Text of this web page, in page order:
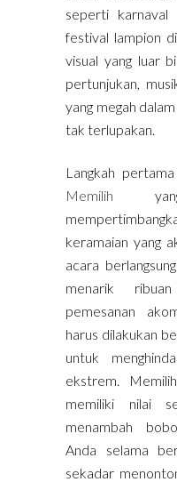
seperti
festival lampion
visual yang luar
pertunjukan,
yang megah
tak terlupakan.
Langkah
Memilih
keramaian yang
acara
menarik ribuan
pemesanan
harus dilakukan
untuk
ekstrem. Memilih
memiliki nilai
menambah
Anda selama
sekadar